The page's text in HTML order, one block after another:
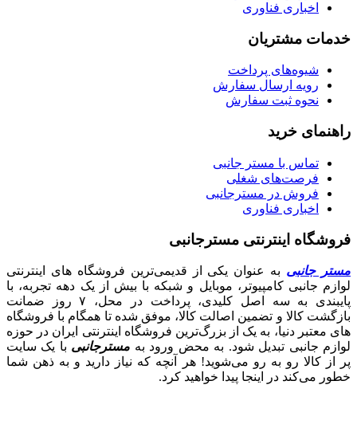
اخباری فناوری
خدمات مشتریان
شیوه‌های پرداخت
رویه ارسال سفارش
نحوه ثبت سفارش
راهنمای خرید
تماس با مستر جانبی
فرصت‌های شغلی
فروش در مسترجانبی
اخباری فناوری
فروشگاه اینترنتی مسترجانبی
مستر جانبی به عنوان یکی از قدیمی‌ترین فروشگاه های اینترنتی
لوازم جانبی کامپیوتر، موبایل و شبکه با بیش از یک دهه تجربه، با
پایبندی به سه اصل کلیدی، پرداخت در محل، ۷ روز ضمانت
بازگشت کالا و تضمین اصالت کالا، موفق شده تا همگام با فروشگاه‌
های معتبر دنیا، به یک از بزرگ‌ترین فروشگاه اینترنتی ایران در حوزه
لوازم جانبی تبدیل شود. به محض ورود به مسترجانبی با یک سایت
پر از کالا رو به رو می‌شوید! هر آنچه که نیاز دارید و به ذهن شما
خطور می‌کند در اینجا پیدا خواهید کرد.